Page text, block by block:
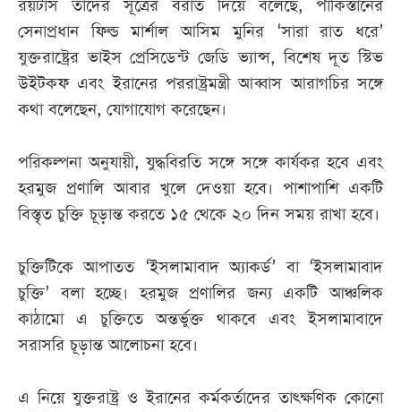
রয়টার্স তাদের সূত্রের বরাত দিয়ে বলেছে, পাকিস্তানের
সেনাপ্রধান ফিল্ড মার্শাল আসিম মুনির ‘সারা রাত ধরে’
যুক্তরাষ্ট্রের ভাইস প্রেসিডেন্ট জেডি ভ্যান্স, বিশেষ দূত স্টিভ
উইটকফ এবং ইরানের পররাষ্ট্রমন্ত্রী আব্বাস আরাগচির সঙ্গে
কথা বলেছেন, যোগাযোগ করেছেন।
পরিকল্পনা অনুযায়ী, যুদ্ধবিরতি সঙ্গে সঙ্গে কার্যকর হবে এবং
হরমুজ প্রণালি আবার খুলে দেওয়া হবে। পাশাপাশি একটি
বিস্তৃত চুক্তি চূড়ান্ত করতে ১৫ থেকে ২০ দিন সময় রাখা হবে।
চুক্তিটিকে আপাতত ‘ইসলামাবাদ অ্যাকর্ড’ বা ‘ইসলামাবাদ
চুক্তি’ বলা হচ্ছে। হরমুজ প্রণালির জন্য একটি আঞ্চলিক
কাঠামো এ চুক্তিতে অন্তর্ভুক্ত থাকবে এবং ইসলামাবাদে
সরাসরি চূড়ান্ত আলোচনা হবে।
এ নিয়ে যুক্তরাষ্ট্র ও ইরানের কর্মকর্তাদের তাৎক্ষণিক কোনো